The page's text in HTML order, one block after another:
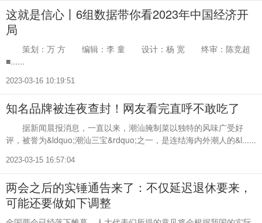
这就是信心丨6组数据带你看2023年中国经济开
局
策划：万 方 编辑：李 童 设计：杨 宽 终审：陈竞超
■......
2023-03-16 10:19:51
知名品牌被连夜查封！网友看完直呼不敢吃了
据新闻晨报消息，一直以来，潮汕腌制菜以独特的风味广受好
评，被誉为&ldquo;潮汕三宝&rdquo;之一，是连结海内外潮人的&l......
2023-03-15 16:57:04
两会之后的实锤通告来了：不仅延迟退休要来，
可能还要做如下调整